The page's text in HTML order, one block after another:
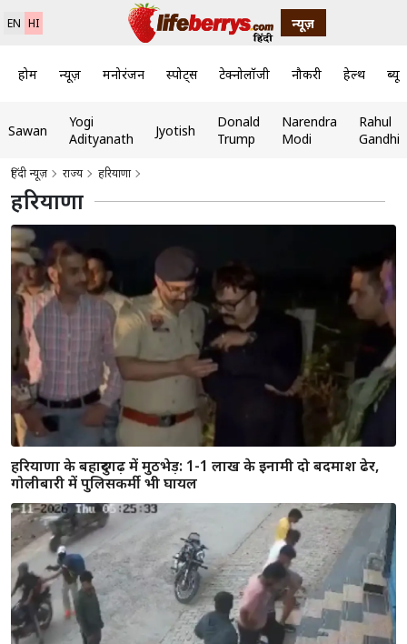
EN HI न्यूज़
होम न्यूज़ मनोरंजन स्पोर्ट्स टेक्नोलॉजी नौकरी हेल्थ
Sawan
Yogi
Adityanath
Jyotish
Donald
Trump
Narendra
Modi
Rahul
Gandhi
हिंदी न्यूज़ राज्य हरियाणा
हरियाणा
हरियाणा के बहादुरगढ़ में मुठभेड़: 1-1 लाख के इनामी दो बदमाश ढेर,
गोलीबारी में पुलिसकर्मी भी घायल